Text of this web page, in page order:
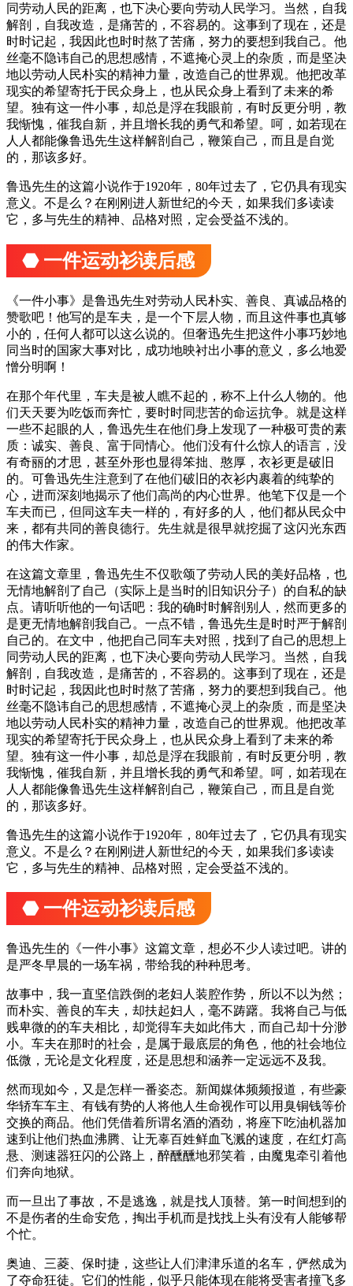
同劳动人民的距离，也下决心要向劳动人民学习。当然，自我
解剖，自我改造，是痛苦的，不容易的。这事到了现在，还是
时时记起，我因此也时时熬了苦痛，努力的要想到我自己。他
丝毫不隐讳自己的思想感情，不遮掩心灵上的杂质，而是坚决
地以劳动人民朴实的精神力量，改造自己的世界观。他把改革
现实的希望寄托于民众身上，也从民众身上看到了未来的希
望。独有这一件小事，却总是浮在我眼前，有时反更分明，教
我惭愧，催我自新，并且增长我的勇气和希望。呵，如若现在
人人都能像鲁迅先生这样解剖自己，鞭策自己，而且是自觉
的，那该多好。
鲁迅先生的这篇小说作于1920年，80年过去了，它仍具有现实
意义。不是么？在刚刚进人新世纪的今天，如果我们多读读
它，多与先生的精神、品格对照，定会受益不浅的。
⬣ 一件运动衫读后感
《一件小事》是鲁迅先生对劳动人民朴实、善良、真诚品格的
赞歌吧！他写的是车夫，是一个下层人物，而且这件事也真够
小的，任何人都可以这么说的。但奢迅先生把这件小事巧妙地
同当时的国家大事对比，成功地映衬出小事的意义，多么地爱
憎分明啊！
在那个年代里，车夫是被人瞧不起的，称不上什么人物的。他
们天天要为吃饭而奔忙，要时时同悲苦的命运抗争。就是这样
一些不起眼的人，鲁迅先生在他们身上发现了一种极可贵的素
质：诚实、善良、富于同情心。他们没有什么惊人的语言，没
有奇丽的才思，甚至外形也显得笨拙、憨厚，衣衫更是破旧
的。可鲁迅先生注意到了在他们破旧的衣衫内裹着的纯挚的
心，进而深刻地揭示了他们高尚的内心世界。他笔下仅是一个
车夫而已，但同这车夫一样的，有好多的人，他们都从民众中
来，都有共同的善良德行。先生就是很早就挖掘了这闪光东西
的伟大作家。
在这篇文章里，鲁迅先生不仅歌颂了劳动人民的美好品格，也
无情地解剖了自己（实际上是当时的旧知识分子）的自私的缺
点。请听听他的一句话吧：我的确时时解剖别人，然而更多的
是更无情地解剖我自己。一点不错，鲁迅先生是时时严于解剖
自己的。在文中，他把自己同车夫对照，找到了自己的思想上
同劳动人民的距离，也下决心要向劳动人民学习。当然，自我
解剖，自我改造，是痛苦的，不容易的。这事到了现在，还是
时时记起，我因此也时时熬了苦痛，努力的要想到我自己。他
丝毫不隐讳自己的思想感情，不遮掩心灵上的杂质，而是坚决
地以劳动人民朴实的精神力量，改造自己的世界观。他把改革
现实的希望寄托于民众身上，也从民众身上看到了未来的希
望。独有这一件小事，却总是浮在我眼前，有时反更分明，教
我惭愧，催我自新，并且增长我的勇气和希望。呵，如若现在
人人都能像鲁迅先生这样解剖自己，鞭策自己，而且是自觉
的，那该多好。
鲁迅先生的这篇小说作于1920年，80年过去了，它仍具有现实
意义。不是么？在刚刚进人新世纪的今天，如果我们多读读
它，多与先生的精神、品格对照，定会受益不浅的。
⬣ 一件运动衫读后感
鲁迅先生的《一件小事》这篇文章，想必不少人读过吧。讲的
是严冬早晨的一场车祸，带给我的种种思考。
故事中，我一直坚信跌倒的老妇人装腔作势，所以不以为然；
而朴实、善良的车夫，却扶起妇人，毫不踌躇。我将自己与低
贱卑微的的车夫相比，却觉得车夫如此伟大，而自己却十分渺
小。车夫在那时的社会，是属于最底层的角色，他的社会地位
低微，无论是文化程度，还是思想和涵养一定远远不及我。
然而现如今，又是怎样一番姿态。新闻媒体频频报道，有些豪
华轿车车主、有钱有势的人将他人生命视作可以用臭铜钱等价
交换的商品。他们凭借着所谓名酒的酒劲，将座下吃油机器加
速到让他们热血沸腾、让无辜百姓鲜血飞溅的速度，在红灯高
悬、测速器狂闪的公路上，醉醺醺地邪笑着，由魔鬼牵引着他
们奔向地狱。
而一旦出了事故，不是逃逸，就是找人顶替。第一时间想到的
不是伤者的生命安危，掏出手机而是找找上头有没有人能够帮
个忙。
奥迪、三菱、保时捷，这些让人们津津乐道的名车，俨然成为
了夺命狂徒。它们的性能，似乎只能体现在能将受害者撞飞多